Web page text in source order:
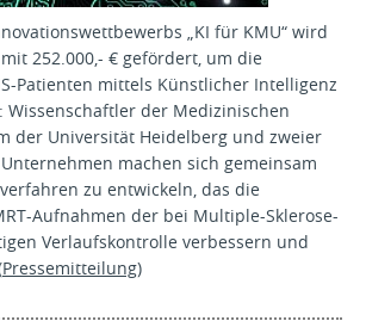
„KI für KMU“ wird
252.000,- € gefördert, um die
Patienten mittels Künstlicher Intelligenz
Wissenschaftler der Medizinischen
der Universität Heidelberg und zweier
machen sich gemeinsam
zu entwickeln, das die
Aufnahmen der bei Multiple-Sklerose-
Verlaufskontrolle verbessern und
Pressemitteilung)